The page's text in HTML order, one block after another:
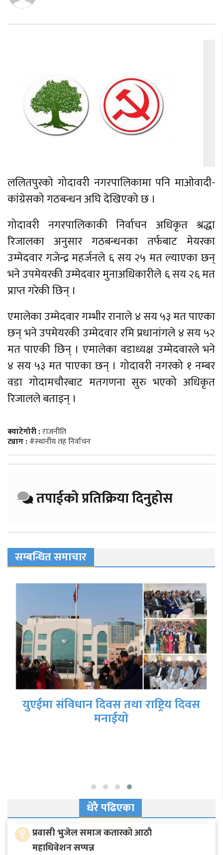
ललितपुरको गोदावरी नगरपालिकामा पनि माओवादी-
कांग्रेसको गठबन्धन अघि देखिएको छ ।
गोदावरी नगरपालिकाकी निर्वाचन अधिकृत श्रद्धा
रिजालका अनुसार गठबन्धनका तर्फबाट मेयरका
उम्मेदवार गजेन्द्र महर्जनले ६ सय २५ मत ल्याएका छन्
भने उपमेयरकी उम्मेदवार मुनाअधिकारीले ६ सय २६ मत
प्राप्त गरेकी छिन् ।
एमालेका उम्मेदवार गम्भीर रानाले ४ सय ५३ मत पाएका
छन् भने उपमेयरकी उम्मेदवार रमि प्रधानांगले ४ सय ५२
मत पाएकी छिन् । एमालेका वडाध्यक्ष उम्मेदवारले भने
४ सय ५३ मत पाएका छन् । गोदावरी नगरको १ नम्बर
वडा गोदामचौरबाट मतगणना सुरु भएको अधिकृत
रिजालले बताइन् ।
क्याटेगोरी :राजनीति
ट्याग :#स्थानीय तह निर्वाचन
तपाईको प्रतिक्रिया दिनुहोस
सम्बन्धित समाचार
युएईमा संविधान दिवस तथा राष्ट्रिय दिवस
मनाईयो
धेरै पढिएका
१ प्रवासी भुजेल समाज कतारको आठाै
महाधिवेशन सप्पन्न